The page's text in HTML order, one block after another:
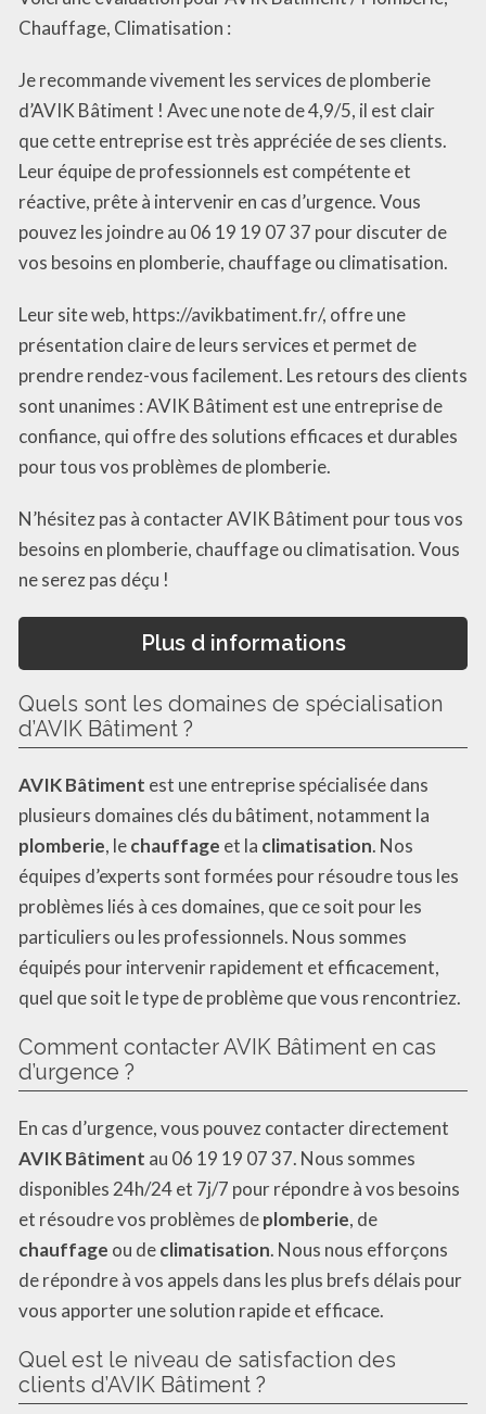
Chauffage, Climatisation :
Je recommande vivement les services de plomberie
d’AVIK Bâtiment ! Avec une note de 4,9/5, il est clair
que cette entreprise est très appréciée de ses clients.
Leur équipe de professionnels est compétente et
réactive, prête à intervenir en cas d’urgence. Vous
pouvez les joindre au 06 19 19 07 37 pour discuter de
vos besoins en plomberie, chauffage ou climatisation.
Leur site web, https://avikbatiment.fr/, offre une
présentation claire de leurs services et permet de
prendre rendez-vous facilement. Les retours des clients
sont unanimes : AVIK Bâtiment est une entreprise de
confiance, qui offre des solutions efficaces et durables
pour tous vos problèmes de plomberie.
N’hésitez pas à contacter AVIK Bâtiment pour tous vos
besoins en plomberie, chauffage ou climatisation. Vous
ne serez pas déçu !
Plus d informations
Quels sont les domaines de spécialisation
d’AVIK Bâtiment ?
AVIK Bâtiment est une entreprise spécialisée dans
plusieurs domaines clés du bâtiment, notamment la
plomberie, lechauffage et la climatisation. Nos
équipes d’experts sont formées pour résoudre tous les
problèmes liés à ces domaines, que ce soit pour les
particuliers ou les professionnels. Nous sommes
équipés pour intervenir rapidement et efficacement,
quel que soit le type de problème que vous rencontriez.
Comment contacter AVIK Bâtiment en cas
d’urgence ?
En cas d’urgence, vous pouvez contacter directement
AVIK Bâtiment au 06 19 19 07 37. Nous sommes
disponibles 24h/24 et 7j/7 pour répondre à vos besoins
et résoudre vos problèmes deplomberie, de
chauffage ou declimatisation. Nous nous efforçons
de répondre à vos appels dans les plus brefs délais pour
vous apporter une solution rapide et efficace.
Quel est le niveau de satisfaction des
clients d’AVIK Bâtiment ?